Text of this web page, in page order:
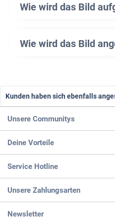
Wie wird das Bild
Wie wird das Bild
Kunden haben sich ebenfalls
Unsere Communitys
Deine Vorteile
Service Hotline
Unsere Zahlungsarten
Newsletter